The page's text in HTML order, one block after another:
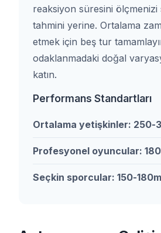
reaksiyon süresini ölçmenizi
tahmini yerine. Ortalama
etmek için beş tur
odaklanmadaki doğal
katın.
Performans Standartları
Ortalama yetişkinler: 250-
Profesyonel oyuncular:
Seçkin sporcular: 150-